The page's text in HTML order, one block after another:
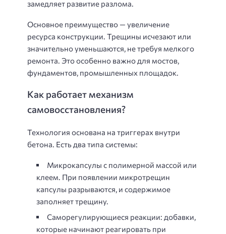
замедляет развитие разлома.
Основное преимущество — увеличение
ресурса конструкции. Трещины исчезают или
значительно уменьшаются, не требуя мелкого
ремонта. Это особенно важно для мостов,
фундаментов, промышленных площадок.
Как работает механизм
самовосстановления?
Технология основана на триггерах внутри
бетона. Есть два типа системы:
Микрокапсулы с полимерной массой или
клеем. При появлении микротрещин
капсулы разрываются, и содержимое
заполняет трещину.
Саморегулирующиеся реакции: добавки,
которые начинают реагировать при